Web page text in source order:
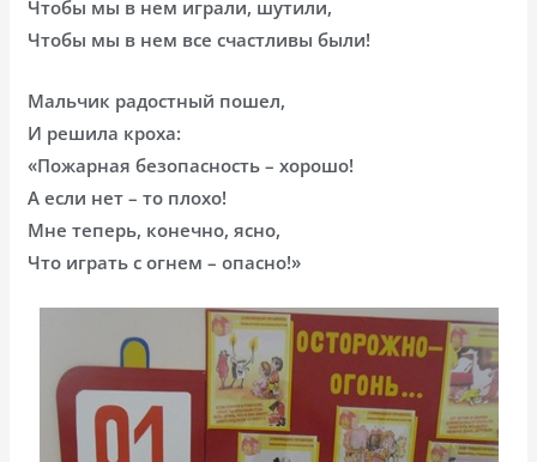
Чтобы мы в нем играли, шутили,
Чтобы мы в нем все счастливы были!
Мальчик радостный пошел,
И решила кроха:
«Пожарная безопасность – хорошо!
А если нет – то плохо!
Мне теперь, конечно, ясно,
Что играть с огнем – опасно!»